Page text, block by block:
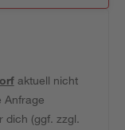
aktuell nicht
Anfrage
dich (ggf. zzgl.